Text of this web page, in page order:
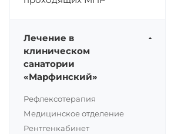
Лечение в
клиническом
санатории
«Марфинский»
Рефлексотерапия
Медицинское отделение
Рентгенкабинет